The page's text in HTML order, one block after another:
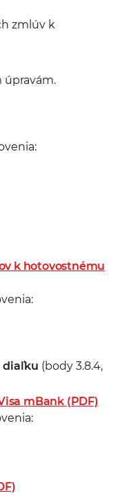
zmlúv k
úpravám.
k hotovostnému
diaľku (body 3.8.4,
mBank (PDF)